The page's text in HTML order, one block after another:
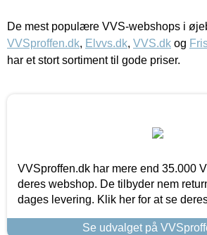
De mest populære VVS-webshops i
VVSproffen.dk, Elvvs.dk, VVS.dk og
har et stort sortiment til gode priser.
VVSproffen.dk har mere end 35.000
deres webshop. De tilbyder nem
dages levering. Klik her for at se
Se udvalget på